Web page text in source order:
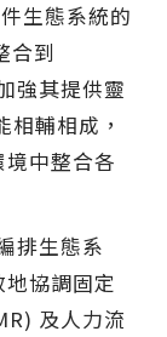
生態系統的
合到
強其提供靈
輔相成，
中整合各
排生態系
協調固定
及人力流